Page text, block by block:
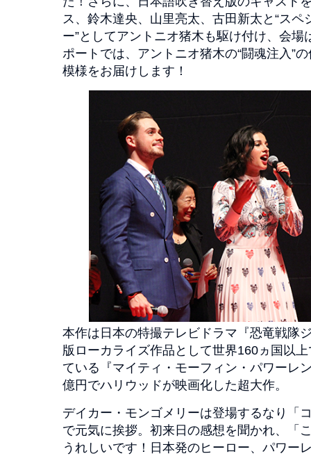
ス、鈴木達央、山里亮太、古田新太と“ス
ー”としてアントニオ猪木も駆け付け、会
ポートでは、アントニオ猪木の“闘魂注入”
模様をお届けします！
本作は日本の特撮テレビドラマ『恐竜戦隊
版ローカライズ作品として世界160ヵ国以
ている『マイティ・モーフィン・パワーレ
億円でハリウッドが映画化した超大作。
デイカー・モンゴメリーは登場するなり「
で元気に挨拶。初来日の感想を聞かれ、「
うれしいです！日本発のヒーロー、パワー